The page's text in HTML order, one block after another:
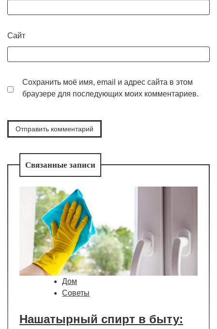
Сайт
Сохранить моё имя, email и адрес сайта в этом
браузере для последующих моих комментариев.
Связанные записи
Дом
Советы
Нашатырный спирт в быту: